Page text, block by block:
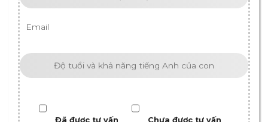
Đã được tư vấn Chưa được tư vấn